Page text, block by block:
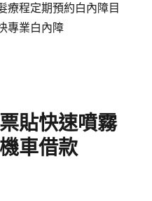
療程定期預約白內障目
專業白內障
貼快速噴霧
車借款